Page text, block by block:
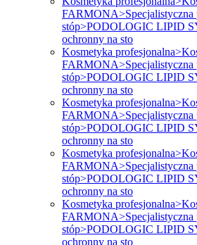
FARMONA>Specjalistyczna
stóp>PODOLOGIC LIPID
ochronny na sto
Kosmetyka
FARMONA>Specjalistyczna
stóp>PODOLOGIC LIPID
ochronny na sto
Kosmetyka
FARMONA>Specjalistyczna
stóp>PODOLOGIC LIPID
ochronny na sto
Kosmetyka
FARMONA>Specjalistyczna
stóp>PODOLOGIC LIPID
ochronny na sto
Kosmetyka
FARMONA>Specjalistyczna
stóp>PODOLOGIC LIPID
ochronny na sto